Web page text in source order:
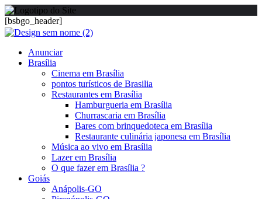
[bsbgo_header]
Anunciar
Brasília
Cinema em Brasília
pontos turísticos de Brasilia
Restaurantes em Brasília
Hamburgueria em Brasília
Churrascaria em Brasília
Bares com brinquedoteca em Brasília
Restaurante culinária japonesa em Brasília
Música ao vivo em Brasília
Lazer em Brasília
O que fazer em Brasília ?
Goiás
Anápolis-GO